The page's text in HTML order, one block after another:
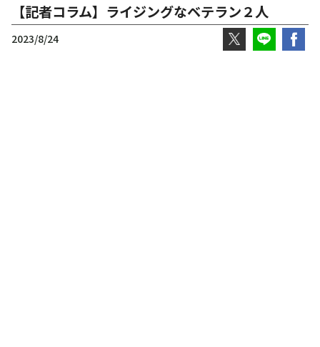
【記者コラム】ライジングなベテラン２人
2023/8/24